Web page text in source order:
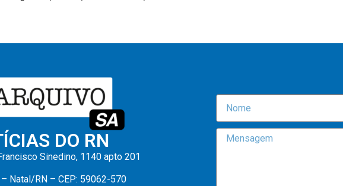
DO RN
Sinedino, 1140 apto 201
– Natal/RN – CEP: 59062-570